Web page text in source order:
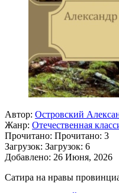
Автор: Островский
Жанр: Отечественная
Прочитано: Прочитано: 3
Загрузок: Загрузок: 6
Добавлено: 26 Июня, 2026
Сатира на нравы